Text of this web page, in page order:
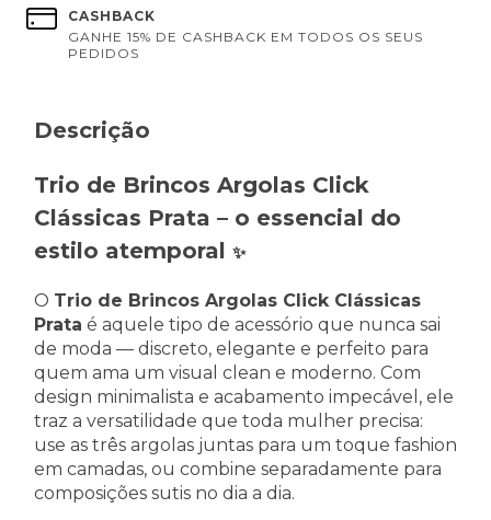
CASHBACK
GANHE 15% DE CASHBACK EM TODOS OS SEUS
PEDIDOS
Descrição
Trio de Brincos Argolas Click
Clássicas Prata – o essencial do
estilo atemporal
✨
O Trio de Brincos Argolas Click Clássicas
Prata é aquele tipo de acessório que nunca sai
de moda — discreto, elegante e perfeito para
quem ama um visual clean e moderno. Com
design minimalista e acabamento impecável, ele
traz a versatilidade que toda mulher precisa:
use as três argolas juntas para um toque fashion
em camadas, ou combine separadamente para
composições sutis no dia a dia.